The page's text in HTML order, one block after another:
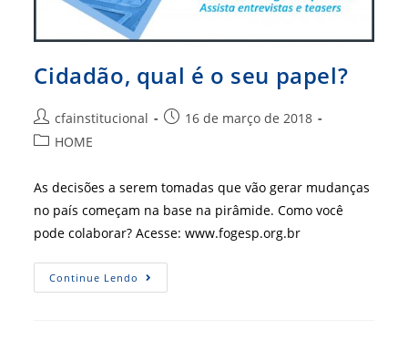
Cidadão, qual é o seu papel?
Autor
do
cfainstitucional
Post16 de março de 2018
Categoria
post:
HOME
As decisões a serem tomadas que vão gerar mudanças
no país começam na base na pirâmide. Como você
pode colaborar? Acesse: www.fogesp.org.br
Continue Lendo Cidadão,
Qual